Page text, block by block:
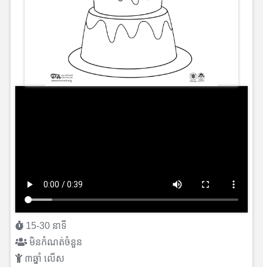
15-30 នាទី
មិនកំណត់ចំនួន
៣ឆ្នាំ លើស